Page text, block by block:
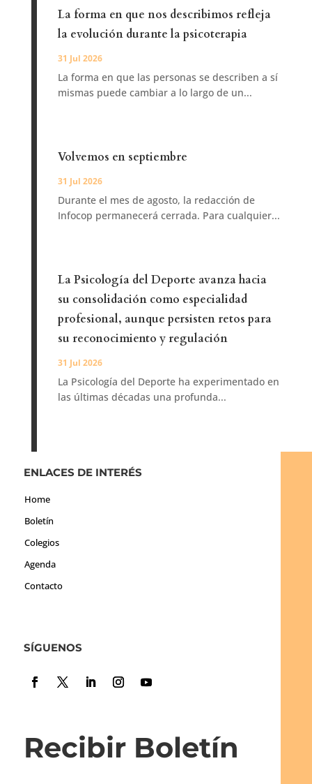
La forma en que nos describimos refleja
la evolución durante la psicoterapia
31 Jul 2026
La forma en que las personas se describen a sí
mismas puede cambiar a lo largo de un...
Volvemos en septiembre
31 Jul 2026
Durante el mes de agosto, la redacción de
Infocop permanecerá cerrada. Para cualquier...
La Psicología del Deporte avanza hacia
su consolidación como especialidad
profesional, aunque persisten retos para
su reconocimiento y regulación
31 Jul 2026
La Psicología del Deporte ha experimentado en
las últimas décadas una profunda...
ENLACES DE INTERÉS
Home
Boletín
Colegios
Agenda
Contacto
SÍGUENOS
Recibir Boletín